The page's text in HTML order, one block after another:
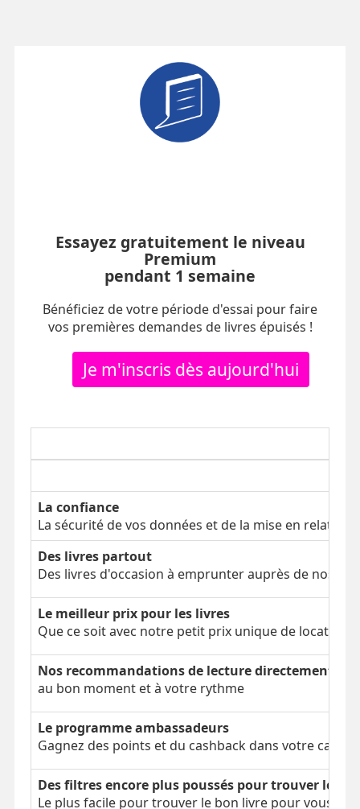
Essayez gratuitement le niveau
Premium
pendant 1 semaine
Bénéficiez de votre période d'essai pour faire
vos premières demandes de livres épuisés !
Je m'inscris dès aujourd'hui
La confiance
La sécurité de vos données et de la mise en relation
Des livres partout
Des livres d'occasion à emprunter auprès de nos
Le meilleur prix pour les livres
Que ce soit avec notre petit prix unique de location
Nos recommandations de lecture directement
au bon moment et à votre rythme
Le programme ambassadeurs
Gagnez des points et du cashback dans votre
Des filtres encore plus poussés pour trouver le
Le plus facile pour trouver le bon livre pour vous